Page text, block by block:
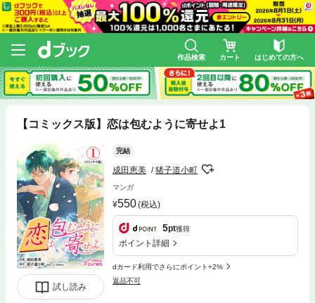
作品検索 カート はじめての方へ
【コミックス版】恋は包むように寄せよ1
試し読み
完結
成田恵美 猪子道小町
マンガ
550(税込)
5pt獲得
ポイント詳細
dカード利用でさらにポイント+2%
返品不可